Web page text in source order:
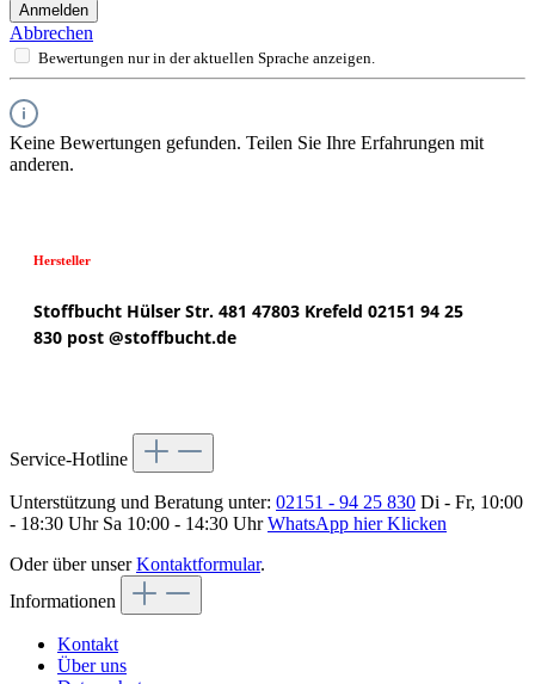
Anmelden
Abbrechen
Bewertungen nur in der aktuellen Sprache anzeigen.
Keine Bewertungen gefunden. Teilen Sie Ihre Erfahrungen mit
anderen.
Hersteller
Stoffbucht Hülser Str. 481 47803 Krefeld 02151 94 25
830 post @stoffbucht.de
Service-Hotline
Unterstützung und Beratung unter: 02151 - 94 25 830 Di - Fr, 10:00
- 18:30 Uhr Sa 10:00 - 14:30 UhrWhatsApp hier Klicken
Oder über unserKontaktformular.
Informationen
Kontakt
Über uns